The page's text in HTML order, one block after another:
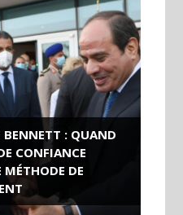
BENNETT : QUAND
CONFIANCE
MÉTHODE DE